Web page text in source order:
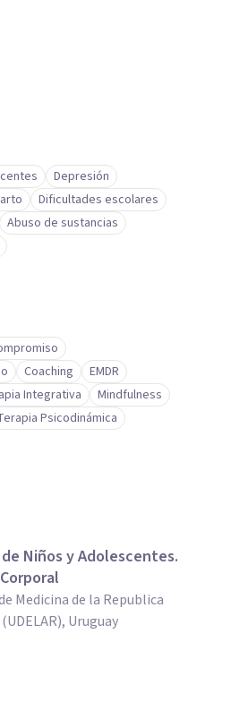
Depresión
Dificultades escolares
Abuso de sustancias
Coaching
EMDR
Integrativa
Mindfulness
Psicodinámica
Niños y Adolescentes.
Medicina de la Republica
Uruguay